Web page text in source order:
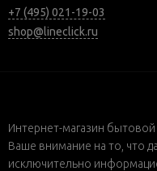
+7 (495) 021-19-03
shop@lineclick.ru
Интернет-магазин
Ваше внимание на то, что
исключительно